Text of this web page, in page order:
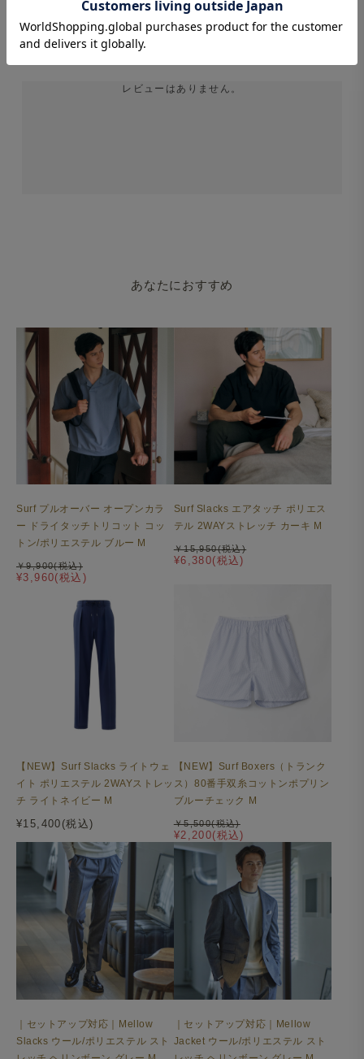
STAFF REVIEWS
スタッフレビュー
レビューはありません。
あなたにおすすめ
Surf プルオーバー オープンカラ
ー ドライタッチトリコット コッ
トン/ポリエステル ブルー M
¥3,960(税込)
￥9,900(税込)
Surf Slacks エアタッチ ポリエス
テル 2WAYストレッチ カーキ M
¥6,380(税込)
￥15,950(税込)
【NEW】Surf Slacks ライトウェ
イト ポリエステル 2WAYストレッ
チ ライトネイビー M
¥15,400(税込)
【NEW】Surf Boxers（トランク
ス）80番手双糸コットンポプリン
ブルーチェック M
¥2,200(税込)
￥5,500(税込)
｜セットアップ対応｜Mellow
Slacks ウール/ポリエステル スト
｜セットアップ対応｜Mellow
Jacket ウール/ポリエステル スト